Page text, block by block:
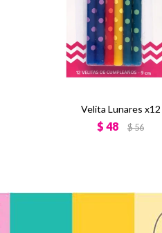
Velita Lunares x12
$ 48 $56